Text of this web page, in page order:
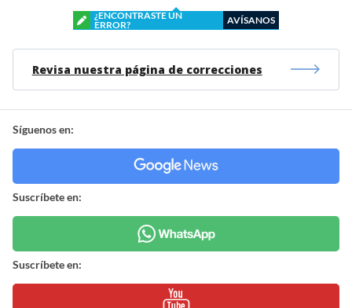
¿ENCONTRASTE UN
ERROR?
AVÍSANOS
Revisa nuestra página de correcciones
Síguenos en:
Suscríbete en:
Suscríbete en: